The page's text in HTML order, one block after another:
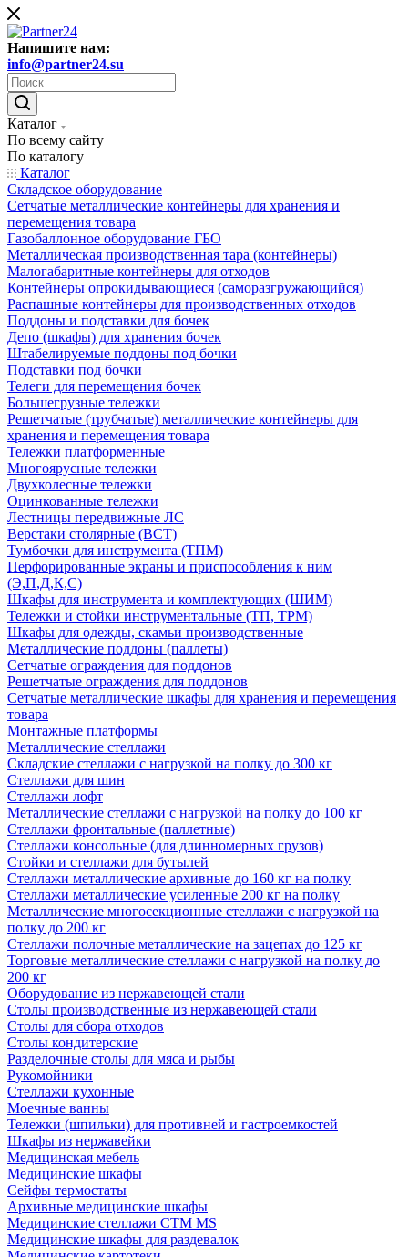
Напишите нам:
info@partner24.su
Каталог
По всему сайту
По каталогу
Каталог
Складское оборудование
Сетчатые металлические контейнеры для хранения и
перемещения товара
Газобаллонное оборудование ГБО
Металлическая производственная тара (контейнеры)
Малогабаритные контейнеры для отходов
Контейнеры опрокидывающиеся (саморазгружающийся)
Распашные контейнеры для производственных отходов
Поддоны и подставки для бочек
Депо (шкафы) для хранения бочек
Штабелируемые поддоны под бочки
Подставки под бочки
Телеги для перемещения бочек
Большегрузные тележки
Решетчатые (трубчатые) металлические контейнеры для
хранения и перемещения товара
Тележки платформенные
Многоярусные тележки
Двухколесные тележки
Оцинкованные тележки
Лестницы передвижные ЛС
Верстаки столярные (ВСТ)
Тумбочки для инструмента (ТПМ)
Перфорированные экраны и приспособления к ним
(Э,П,Д,К,С)
Шкафы для инструмента и комплектующих (ШИМ)
Тележки и стойки инструментальные (ТП, ТРМ)
Шкафы для одежды, скамьи производственные
Металлические поддоны (паллеты)
Сетчатые ограждения для поддонов
Решетчатые ограждения для поддонов
Сетчатые металлические шкафы для хранения и перемещения
товара
Монтажные платформы
Металлические стеллажи
Складские стеллажи с нагрузкой на полку до 300 кг
Стеллажи для шин
Стеллажи лофт
Металлические стеллажи с нагрузкой на полку до 100 кг
Стеллажи фронтальные (паллетные)
Стеллажи консольные (для длинномерных грузов)
Стойки и стеллажи для бутылей
Стеллажи металлические архивные до 160 кг на полку
Стеллажи металлические усиленные 200 кг на полку
Металлические многосекционные стеллажи с нагрузкой на
полку до 200 кг
Стеллажи полочные металлические на зацепах до 125 кг
Торговые металлические стеллажи с нагрузкой на полку до
200 кг
Оборудование из нержавеющей стали
Столы производственные из нержавеющей стали
Столы для сбора отходов
Столы кондитерские
Разделочные столы для мяса и рыбы
Рукомойники
Стеллажи кухонные
Моечные ванны
Тележки (шпильки) для противней и гастроемкостей
Шкафы из нержавейки
Медицинская мебель
Медицинские шкафы
Сейфы термостаты
Архивные медицинские шкафы
Медицинские стеллажи CTM MS
Медицинские шкафы для раздевалок